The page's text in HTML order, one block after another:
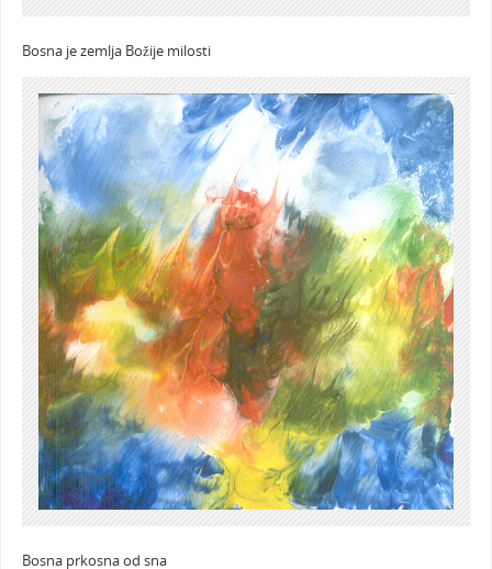
Bosna je zemlja Božije milosti
Bosna prkosna od sna